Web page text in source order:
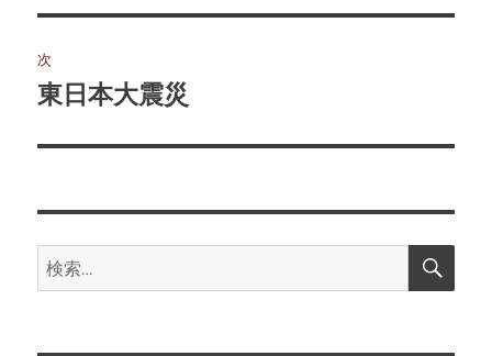
ビ
ゲ
ー
ン
投
稿:
次
次
投
東日本大震災
検
索:
検